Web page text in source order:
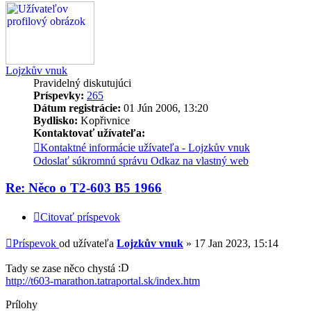
Lojzkův vnuk
Pravidelný diskutujúci
Príspevky: 265
Dátum registrácie: 01 Jún 2006, 13:20
Bydlisko: Kopřivnice
Kontaktovať užívateľa:
Kontaktné informácie užívateľa - Lojzkův vnuk
Odoslať súkromnú správu Odkaz na vlastný web
Re: Něco o T2-603 B5 1966
Citovať príspevok
Príspevok od užívateľa Lojzkův vnuk » 17 Jan 2023, 15:14
Tady se zase něco chystá
http://t603-marathon.tatraportal.sk/index.htm
Prílohy